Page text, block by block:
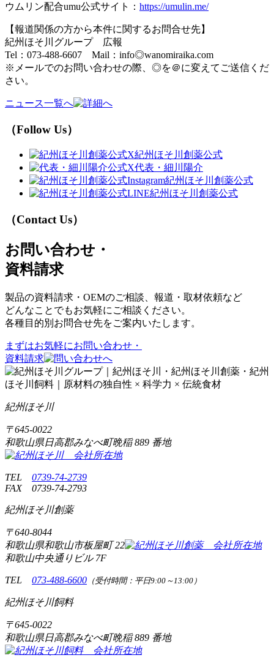
ウムリン配合umu公式サイト： https://umulin.me/
【報道関係の方から本件に関するお問合せ先】
紀州ほそ川グループ 広報
Tel：073-488-6607 Mail：info◎wanomiraika.com
※メールでのお問い合わせの際、◎を＠に変えてご送信くだ
さい。
ニュース一覧へ
（Follow Us）
紀州ほそ川創薬公式
代表・細川陽介
紀州ほそ川創薬公式
紀州ほそ川創薬公式
（Contact Us）
お問い合わせ・
資料請求
製品の資料請求・OEMのご相談、報道・取材依頼など
どんなことでもお気軽にご相談ください。
各種目的別お問合せ先をご案内いたします。
まずはお気軽にお問い合わせ・
資料請求
紀州ほそ川
〒645-0022
和歌山県日高郡みなべ町晩稲889 番地
TEL 0739-74-2739
FAX 0739-74-2793
紀州ほそ川創薬
〒640-8044
和歌山県和歌山市板屋町22
和歌山中央通りビル 7F
TEL 073-488-6600 （受付時間：平日9:00～13:00）
紀州ほそ川飼料
〒645-0022
和歌山県日高郡みなべ町晩稲889 番地